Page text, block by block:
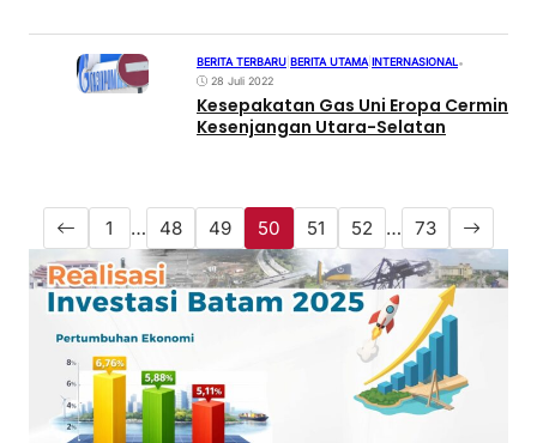
BERITA TERBARU BERITA UTAMA INTERNASIONAL•
28 Juli 2022
Kesepakatan Gas Uni Eropa Cermin
Kesenjangan Utara-Selatan
1 … 48 49 50 51 52 … 73